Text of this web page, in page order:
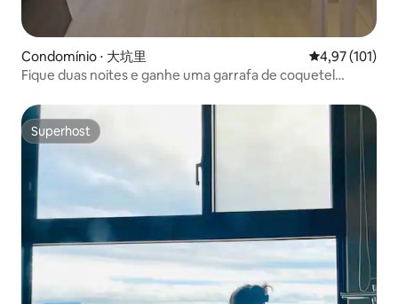
Condomínio ⋅ 大坑里 4,97 de uma
4,97 (101)
Fique duas noites e ganhe uma garrafa de coquetel
férias com vista para o mar na primeira fila, com vista para
a Ilha Guishan / aprecie o nascer do sol, a uma curta
distância da praia
Superhost
Superhost